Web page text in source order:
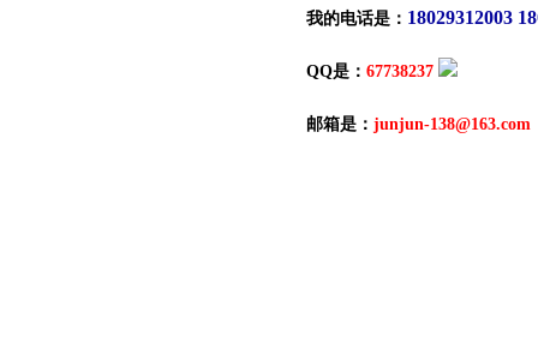
我的电话是： 18029312003
QQ是： 67738237
邮箱是： junjun-138@163.com